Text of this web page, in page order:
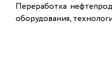
Переработка
оборудования,